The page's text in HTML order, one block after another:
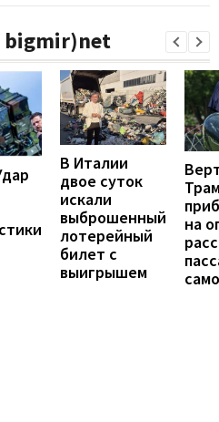
bigmir)net
В Италии
двое суток
искали
выброшенный
лотерейный
билет с
выигрышем
на